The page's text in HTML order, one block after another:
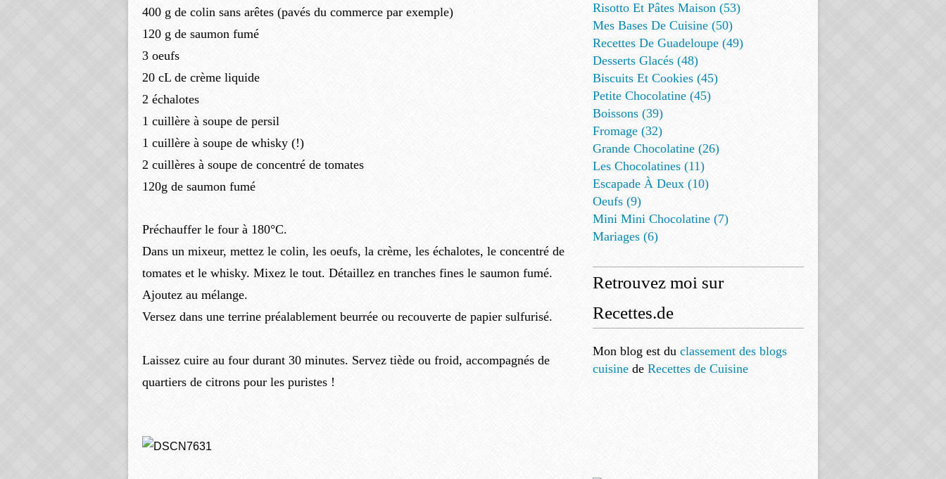
400 g de colin sans arêtes (pavés du commerce par exemple)
120 g de saumon fumé
3 oeufs
20 cL de crème liquide
2 échalotes
1 cuillère à soupe de persil
1 cuillère à soupe de whisky (!)
2 cuillères à soupe de concentré de tomates
120g de saumon fumé
Préchauffer le four à 180°C.
Dans un mixeur, mettez le colin, les oeufs, la crème, les échalotes, le concentré de
tomates et le whisky. Mixez le tout. Détaillez en tranches fines le saumon fumé.
Ajoutez au mélange.
Versez dans une terrine préalablement beurrée ou recouverte de papier sulfurisé.
Laissez cuire au four durant 30 minutes. Servez tiède ou froid, accompagnés de
quartiers de citrons pour les puristes !
Risotto Et Pâtes Maison (53)
Mes Bases De Cuisine (50)
Recettes De Guadeloupe (49)
Desserts Glacés (48)
Biscuits Et Cookies (45)
Petite Chocolatine (45)
Boissons (39)
Fromage (32)
Grande Chocolatine (26)
Les Chocolatines (11)
Escapade À Deux (10)
Oeufs (9)
Mini Mini Chocolatine (7)
Mariages (6)
Retrouvez moi sur
Recettes.de
Mon blog est du classement des blogs
cuisine de Recettes de Cuisine